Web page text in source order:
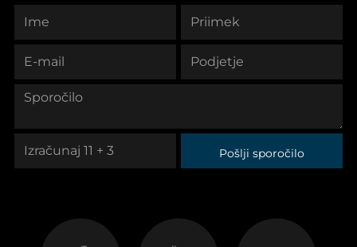
Pošlji sporočilo